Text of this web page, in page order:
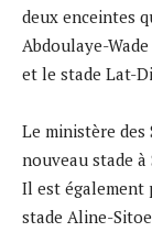
deux enceintes
Abdoulaye-
et le stade Lat-
Le ministère
nouveau stade
Il est également
stade Aline-